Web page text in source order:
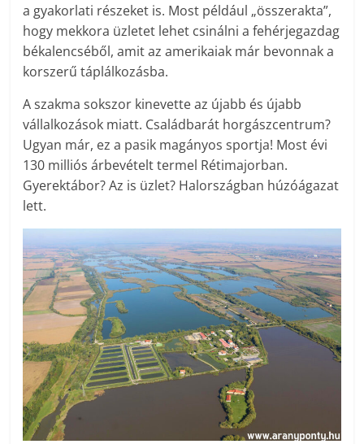
a gyakorlati részeket is. Most például „összerakta”,
hogy mekkora üzletet lehet csinálni a fehérjegazdag
békalencséből, amit az amerikaiak már bevonnak a
korszerű táplálkozásba.
A szakma sokszor kinevette az újabb és újabb
vállalkozások miatt. Családbarát horgászcentrum?
Ugyan már, ez a pasik magányos sportja! Most évi
130 milliós árbevételt termel Rétimajorban.
Gyerektábor? Az is üzlet? Halországban húzóágazat
lett.